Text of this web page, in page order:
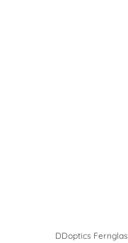
DDoptics Fernglas